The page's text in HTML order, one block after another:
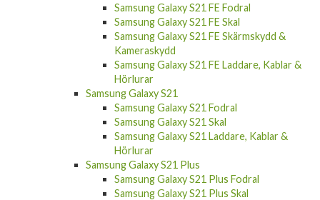
Samsung Galaxy S21 FE Skal
Samsung Galaxy S21 FE Skärmskydd &
Kameraskydd
Samsung Galaxy S21 FE Laddare, Kablar &
Hörlurar
Samsung Galaxy S21
Samsung Galaxy S21 Fodral
Samsung Galaxy S21 Skal
Samsung Galaxy S21 Laddare, Kablar &
Hörlurar
Samsung Galaxy S21 Plus
Samsung Galaxy S21 Plus Fodral
Samsung Galaxy S21 Plus Skal
Samsung Galaxy S21 Plus Laddare, Kablar &